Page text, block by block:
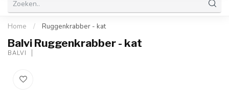
Home / Ruggenkrabber - kat
Balvi Ruggenkrabber - kat
BALVI